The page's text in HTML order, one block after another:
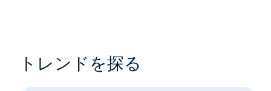
トレンドを探る